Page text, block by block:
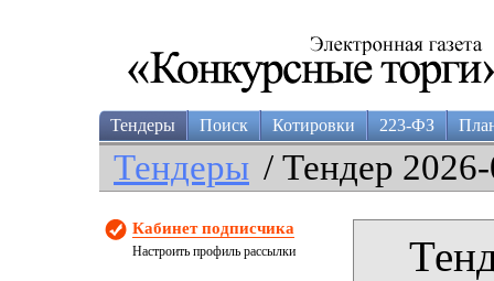
Тендеры Поиск Котировки 223-ФЗ
Тендеры / Тендер
Кабинет подписчика
Настроить профиль рассылки